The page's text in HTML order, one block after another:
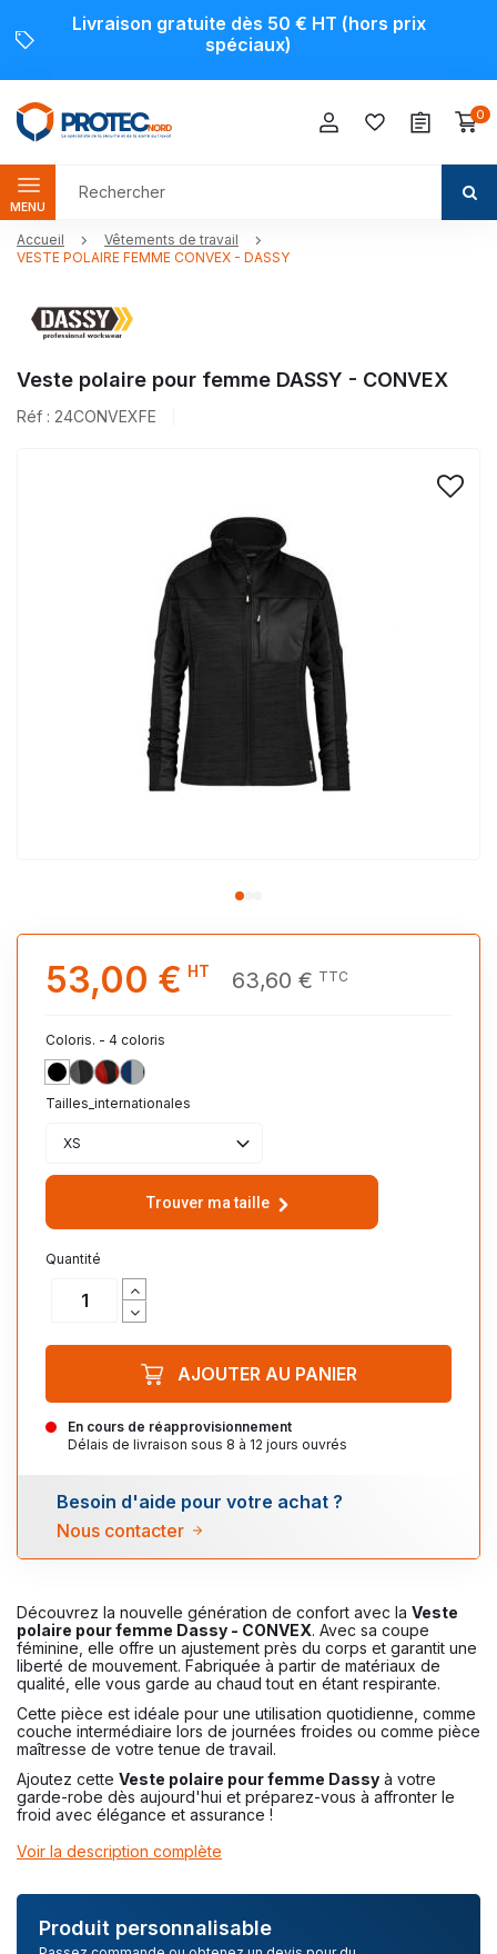
Livraison gratuite dès 50 € HT (hors prix
spéciaux)
0
MENU
Accueil
Vêtements de travail
VESTE POLAIRE FEMME CONVEX - DASSY
Veste polaire pour femme DASSY - CONVEX
Réf : 24CONVEXFE
Découvrez la nouvelle génération de confort avec la Veste
polaire pour femme Dassy - CONVEX. Avec sa coupe
féminine, elle offre un ajustement près du corps et garantit une
liberté de mouvement. Fabriquée à partir de matériaux de
qualité, elle vous garde au chaud tout en étant respirante.
Cette pièce est idéale pour une utilisation quotidienne, comme
couche intermédiaire lors de journées froides ou comme pièce
maîtresse de votre tenue de travail.
Ajoutez cette Veste polaire pour femme Dassy à votre
garde-robe dès aujourd'hui et préparez-vous à affronter le
froid avec élégance et assurance !
Voir la description complète
Produit personnalisable
53,00 € HT 63,60 € TTC
Coloris. - 4 coloris
NOIRGRIS/NOIR
ROUGE/NOIR
BLEU_NUIT/GRIS
Tailles_internationales
XS
Trouver ma taille
Quantité
En cours de réapprovisionnement
Délais de livraison sous 8 à 12 jours ouvrés
AJOUTER AU PANIER
Besoin d'aide pour votre achat ?
Nous contacter